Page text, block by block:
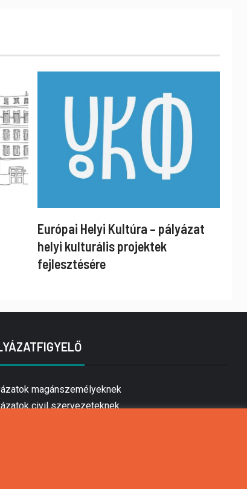
Európai Helyi Kultúra – pályázat
helyi kulturális projektek
fejlesztésére
magánszemélyeknek
civil szervezeteknek